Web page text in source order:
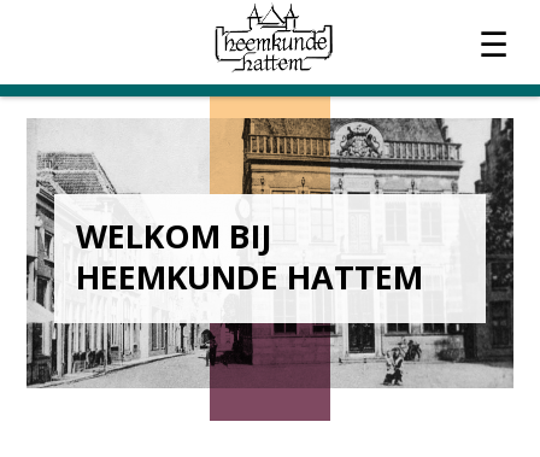
☰
ACTUEEL
WERKGROEPEN
TIJDSCHRIFT
CONTACT
WELKOM BIJ
HEEMKUNDE HATTEM